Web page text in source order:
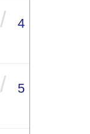
/ 4
/ 5